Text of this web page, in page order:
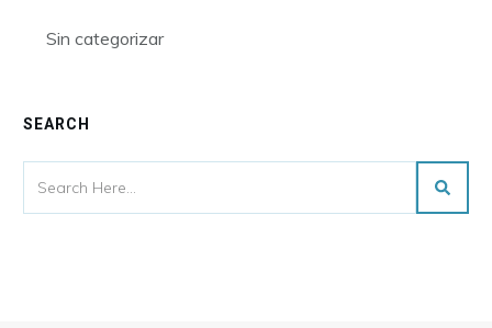
Sin categorizar
SEARCH